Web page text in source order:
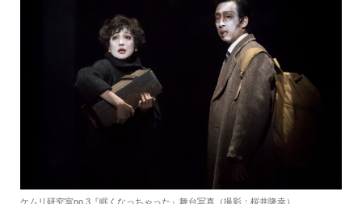
ケムリ研究室no.3『眠くなっちゃった』舞台写真（撮影：桜井隆幸）